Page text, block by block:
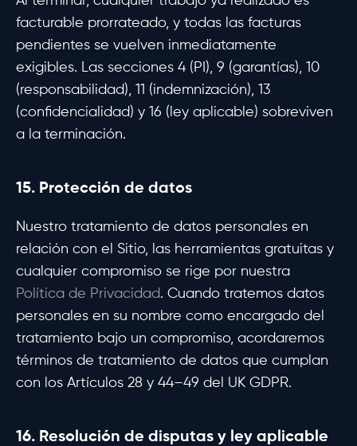
facturable prorrateado, y todas las facturas
pendientes se vuelven inmediatamente
exigibles. Las secciones 4 (PI), 9 (garantías), 10
(responsabilidad), 11 (indemnización), 13
(confidencialidad) y 16 (ley aplicable) sobreviven
a la terminación.
15. Protección de datos
Nuestro tratamiento de datos personales en
relación con el Sitio, las herramientas gratuitas y
cualquier compromiso se rige por nuestra
Política de Privacidad. Cuando tratemos datos
personales en su nombre como encargado del
tratamiento bajo un compromiso, acordaremos
términos de tratamiento de datos que cumplan
con los Artículos 28 y 44–49 del UK GDPR.
16. Resolución de disputas y ley aplicable